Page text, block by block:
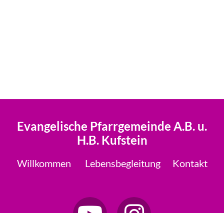
Evangelische Pfarrgemeinde A.B. u.
H.B. Kufstein
Willkommen Lebensbegleitung Kontakt